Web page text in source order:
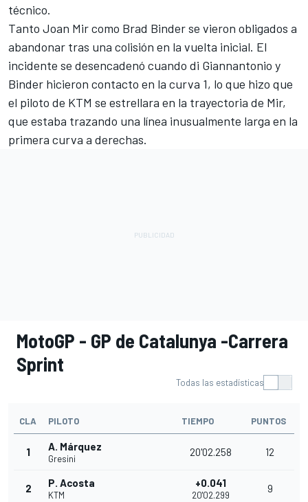
técnico.
Tanto Joan Mircomo Brad Binderse vieron obligados a
abandonar tras una colisión en la vuelta inicial. El
incidente se desencadenó cuando di Giannantonio y
Binder hicieron contacto en la curva 1, lo que hizo que
el piloto de KTM se estrellara en la trayectoria de Mir,
que estaba trazando una línea inusualmente larga en la
primera curva a derechas.
MotoGP - GP de Catalunya -Carrera
Sprint
Todas las estadísticas
CLA PILOTO TIEMPO PUNTOS
1 A. Márquez
Gresini
20'02.258 12
2 P. Acosta
KTM
+0.041
20'02.299
9